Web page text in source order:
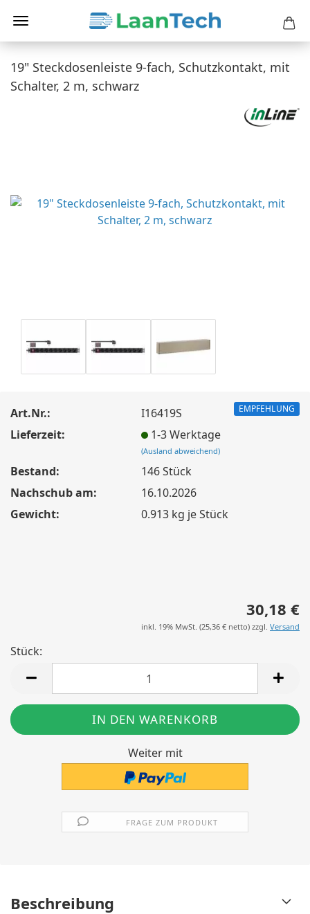
19" Steckdosenleiste 9-fach, Schutzkontakt, mit
Schalter, 2 m, schwarz
EMPFEHLUNG
Art.Nr.:
I16419S
Lieferzeit:
1-3 Werktage
(Ausland abweichend)
Bestand: 146Stück
Nachschub am:
16.10.2026
Gewicht:
0.913 kg je Stück
30,18 €
inkl. 19% MwSt. (25,36 € netto) zzgl. Versand
Stück:
Weiter mit
FRAGE ZUM PRODUKT
Beschreibung